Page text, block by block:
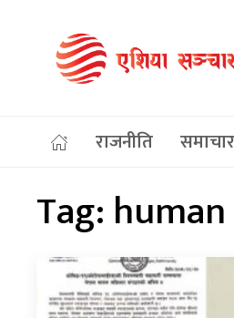
राजनीति समाचार
Tag: